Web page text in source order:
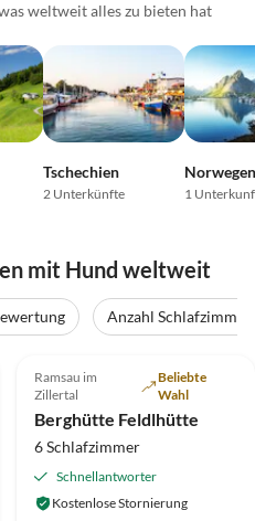
weltweit alles zu bieten hat
Tschechien
2 Unterkünfte
Norwegen
1
mit Hund weltweit
Anzahl Schlafzimmer
Top-Inserat
Ramsau im
Zillertal
Beliebte
Wahl
Berghütte Feldlhütte
6 Schlafzimmer
Schnellantworter
Kostenlose Stornierung